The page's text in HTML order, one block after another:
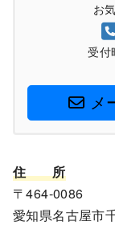
お
受付
メ
住
所
〒464-0086
愛知県名古屋市